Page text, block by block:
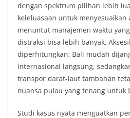
dengan spektrum pilihan lebih
keleluasaan untuk menyesuaikan
menuntut manajemen waktu
distraksi bisa lebih banyak.
diperhitungkan: Bali mudah
internasional langsung,
transpor darat-laut tambahan
nuansa pulau yang tenang untuk
Studi kasus nyata menguatkan